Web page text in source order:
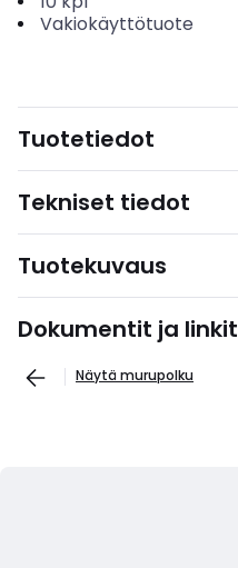
Vakiokäyttötuote
Tuotetiedot
Tekniset tiedot
Tuotekuvaus
Dokumentit ja linkit
Näytä murupolku